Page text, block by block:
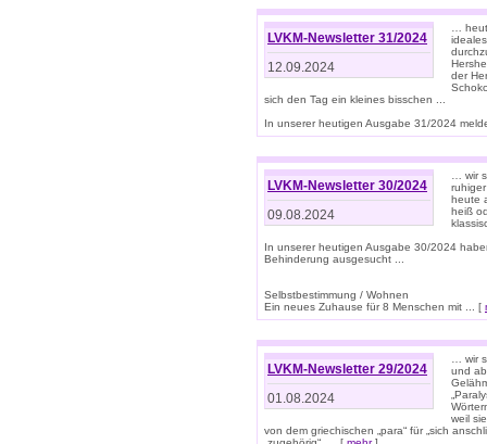
LVKM-Newsletter 31/2024
12.09.2024
…
der
sich den Tag ein kleines bisschen ...
In unserer heutigen Ausgabe 31/2024
LVKM-Newsletter 30/2024
09.08.2024
… wir
heute
heiß
In unserer heutigen Ausgabe 30/2024
Behinderung ausgesucht ...
Selbstbestimmung / Wohnen
Ein neues Zuhause für 8 Menschen mit ... [
LVKM-Newsletter 29/2024
01.08.2024
… wir
und
weil
von dem griechischen „para“ für „sich